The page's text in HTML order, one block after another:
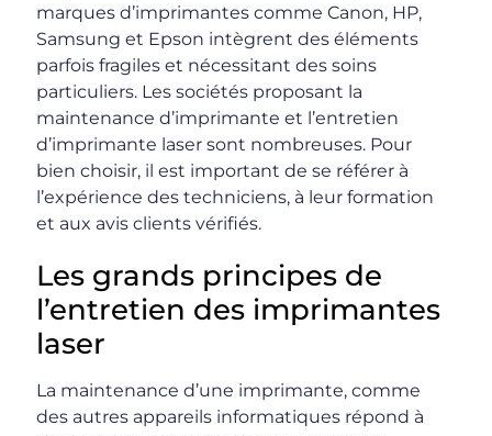
marques d’imprimantes comme Canon, HP,
Samsung et Epson intègrent des éléments
parfois fragiles et nécessitant des soins
particuliers. Les sociétés proposant la
maintenance d’imprimante et l’entretien
d’imprimante laser sont nombreuses. Pour
bien choisir, il est important de se référer à
l’expérience des techniciens, à leur formation
et aux avis clients vérifiés.
Les grands principes de
l’entretien des imprimantes
laser
La maintenance d’une imprimante, comme
des autres appareils informatiques répond à